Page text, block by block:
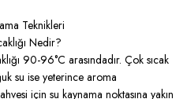
Teknikleri
Nedir?
90-96°C arasındadır. Çok sıcak
su ise yeterince aroma
için su kaynama noktasına yakın